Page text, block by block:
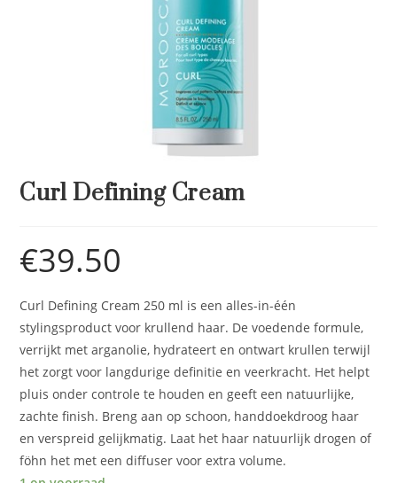
Curl Defining Cream
€39.50
Curl Defining Cream 250 ml is een alles-in-één
stylingsproduct voor krullend haar. De voedende formule,
verrijkt met arganolie, hydrateert en ontwart krullen terwijl
het zorgt voor langdurige definitie en veerkracht. Het helpt
pluis onder controle te houden en geeft een natuurlijke,
zachte finish. Breng aan op schoon, handdoekdroog haar
en verspreid gelijkmatig. Laat het haar natuurlijk drogen of
föhn het met een diffuser voor extra volume.